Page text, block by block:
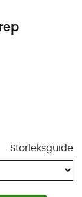
Storleksguide